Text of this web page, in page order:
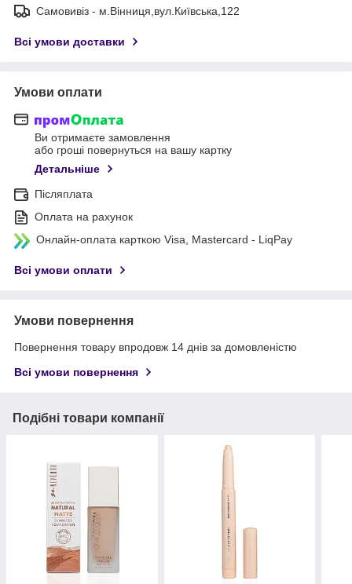
Самовивіз - м.Вінниця,вул.Київська,122
Всі умови доставки
Умови оплати
Ви отримаєте замовлення
або гроші повернуться на вашу картку
Детальніше
Післяплата
Оплата на рахунок
Онлайн-оплата карткою Visa, Mastercard - LiqPay
Всі умови оплати
Умови повернення
Повернення товару впродовж 14 днів за домовленістю
Всі умови повернення
Подібні товари компанії